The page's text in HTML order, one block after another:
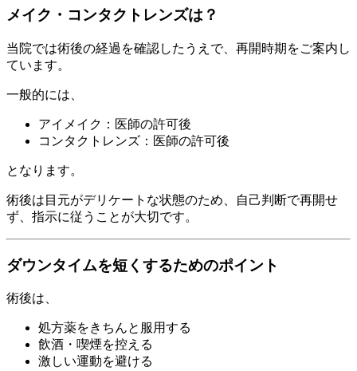
メイク・コンタクトレンズは？
当院では術後の経過を確認したうえで、再開時期をご案内し
ています。
一般的には、
アイメイク：医師の許可後
コンタクトレンズ：医師の許可後
となります。
術後は目元がデリケートな状態のため、自己判断で再開せ
ず、指示に従うことが大切です。
ダウンタイムを短くするためのポイント
術後は、
処方薬をきちんと服用する
飲酒・喫煙を控える
激しい運動を避ける